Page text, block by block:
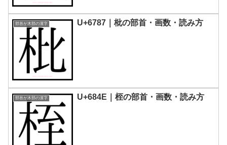
部首が木部の漢字 U+6787｜枇の部首・画数・読み方
部首が木部の漢字 U+684E｜桎の部首・画数・読み方